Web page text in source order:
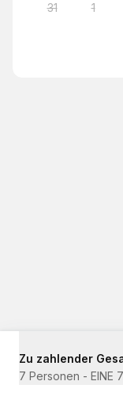
31 1
Zu zahlender
7 Personen - EINE